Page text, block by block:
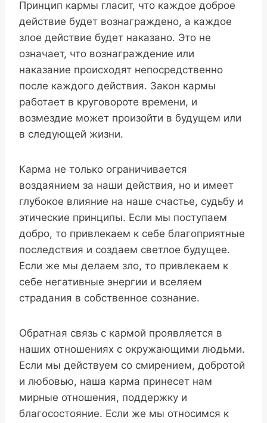
Принцип кармы гласит, что каждое доброе
действие будет вознаграждено, а каждое
злое действие будет наказано. Это не
означает, что вознаграждение или
наказание происходят непосредственно
после каждого действия. Закон кармы
работает в круговороте времени, и
возмездие может произойти в будущем или
в следующей жизни.
Карма не только ограничивается
воздаянием за наши действия, но и имеет
глубокое влияние на наше счастье, судьбу и
этические принципы. Если мы поступаем
добро, то привлекаем к себе благоприятные
последствия и создаем светлое будущее.
Если же мы делаем зло, то привлекаем к
себе негативные энергии и вселяем
страдания в собственное сознание.
Обратная связь с кармой проявляется в
наших отношениях с окружающими людьми.
Если мы действуем со смирением, добротой
и любовью, наша карма принесет нам
мирные отношения, поддержку и
благосостояние. Если же мы относимся к